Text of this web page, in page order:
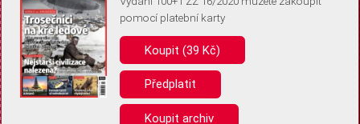
Pro základní fungování webu nepotřebujeme ukládat žádné informace
(tzv. cookies apod.). Rádi bychom vás ale požádali o souhlas s
uložením volitelných informací:
Anonymní unikátní ID
pomocí platební karty
Koupit (39 Kč)
Předplatit
Koupit archiv